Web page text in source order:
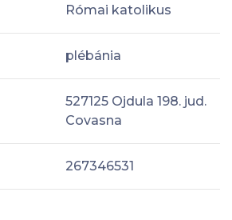
Római katolikus
plébánia
527125 Ojdula 198. jud.
Covasna
267346531